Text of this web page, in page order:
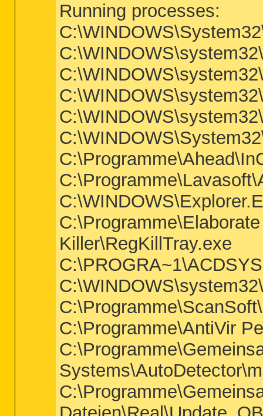
Running processes:
Killer\RegKillTray.exe
C:\Programme\AntiVir